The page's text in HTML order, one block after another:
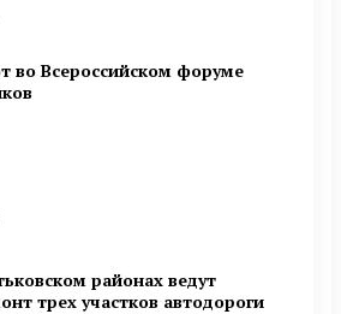
во Всероссийском форуме
районах ведут
трех участков автодороги